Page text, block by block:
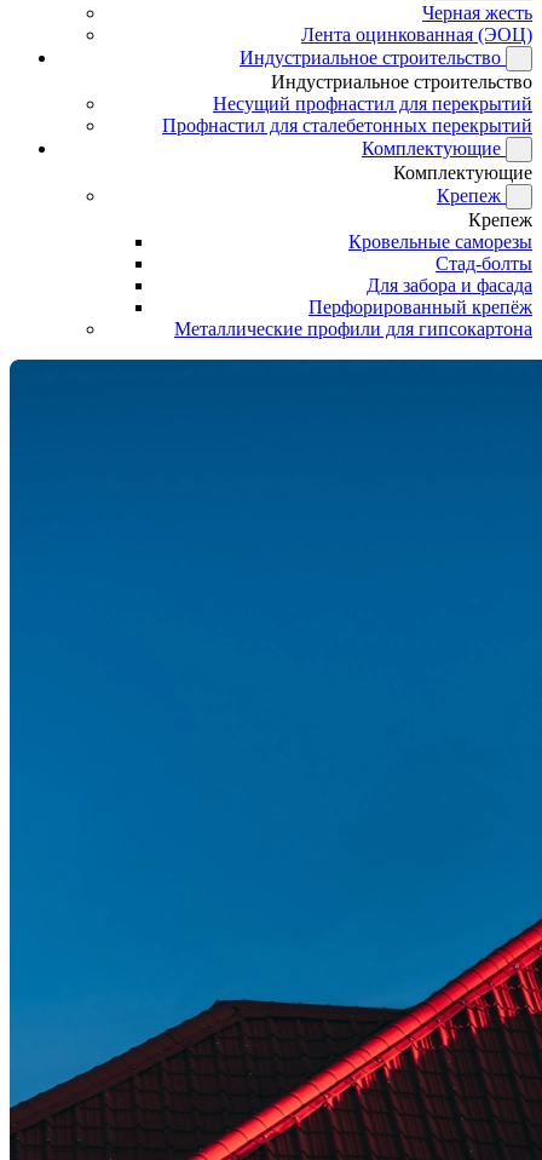
Черная жесть
Лента оцинкованная (ЭОЦ)
Индустриальное строительство
Индустриальное строительство
Несущий профнастил для перекрытий
Профнастил для сталебетонных перекрытий
Комплектующие
Комплектующие
Крепеж
Крепеж
Кровельные саморезы
Стад-болты
Для забора и фасада
Перфорированный крепёж
Металлические профили для гипсокартона